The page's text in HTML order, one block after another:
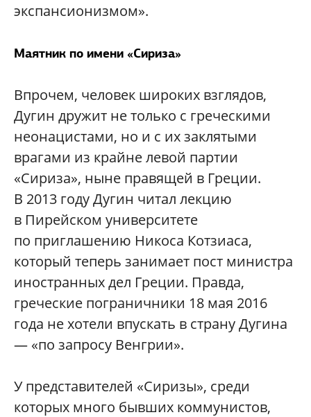
экспансионизмом».
Маятник по имени «Сириза»
Впрочем, человек широких взглядов,
Дугин дружит не только с греческими
неонацистами, но и с их заклятыми
врагами из крайне левой партии
«Сириза», ныне правящей в Греции.
В 2013 году Дугин читал лекцию
в Пирейском университете
по приглашению Никоса Котзиаса,
который теперь занимает пост министра
иностранных дел Греции. Правда,
греческие пограничники 18 мая 2016
года не хотели впускать в страну Дугина
— «по запросу Венгрии».
У представителей «Сиризы», среди
которых много бывших коммунистов,